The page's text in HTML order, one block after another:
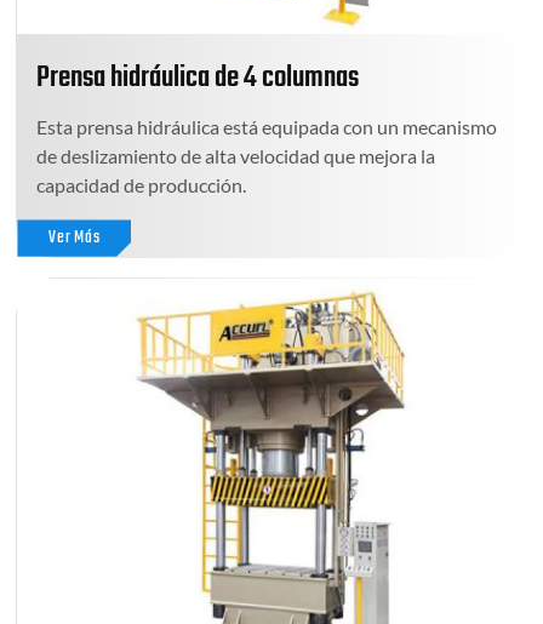
Prensa hidráulica de 4 columnas
Esta prensa hidráulica está equipada con un mecanismo
de deslizamiento de alta velocidad que mejora la
capacidad de producción.
Ver Más